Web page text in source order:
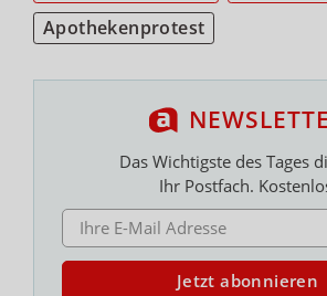
Apothekenprotest
Das Wichtigste des Tages
Ihr Postfach.
E-MAIL ADRESSE
Jetzt abonnieren